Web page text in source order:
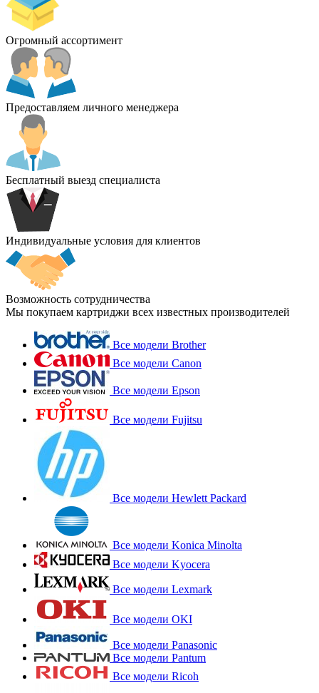
Огромный ассортимент
Предоставляем личного менеджера
Бесплатный выезд специалиста
Индивидуальные условия для клиентов
Возможность сотрудничества
Мы покупаем картриджи всех известных производителей
Все модели Brother
Все модели Canon
Все модели Epson
Все модели Fujitsu
Все модели Hewlett Packard
Все модели Konica Minolta
Все модели Kyocera
Все модели Lexmark
Все модели OKI
Все модели Panasonic
Все модели Pantum
Все модели Ricoh